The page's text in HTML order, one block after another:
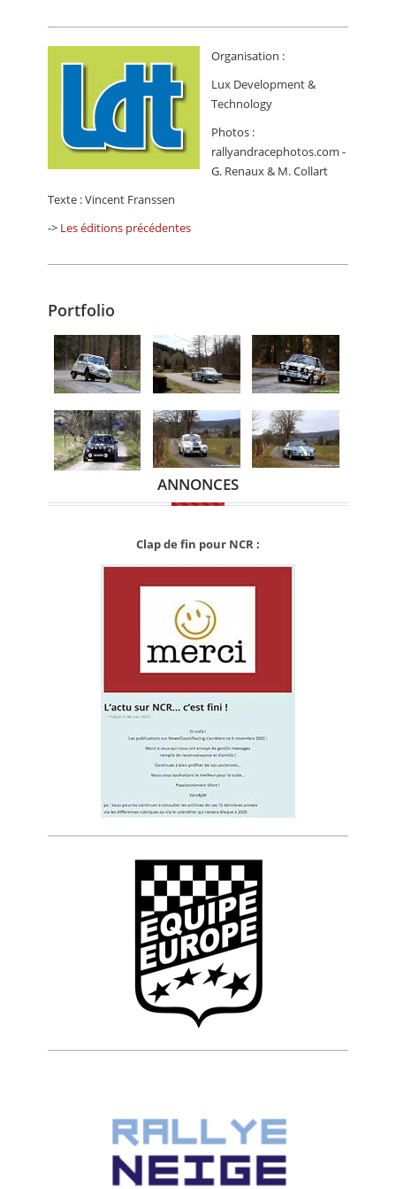
Organisation :
Lux Development &
Technology
Photos :
rallyandracephotos.com -
G. Renaux & M. Collart
Texte : Vincent Franssen
-> Les éditions précédentes
Portfolio
ANNONCES
Clap de fin pour NCR :